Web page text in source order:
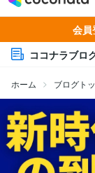
会員
ココナラブロ
ホーム ブログト